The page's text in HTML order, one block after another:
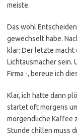
meiste.
Das wohl
gewechselt habe.
klar: Der letzte macht
Lichtausmacher sein.
Firma -, bereue ich
Klar, ich hatte dann
startet oft morgens
morgendliche Kaffee
Stunde chillen muss